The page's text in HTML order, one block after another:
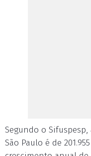
Segundo o
São Paulo é de